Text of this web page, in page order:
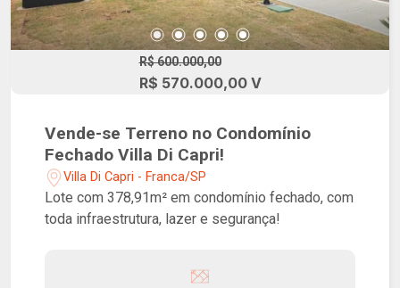
R$ 600.000,00
R$ 570.000,00 V
Vende-se Terreno no Condomínio
Fechado Villa Di Capri!
Villa Di Capri - Franca/SP
Lote com 378,91m² em condomínio fechado, com
toda infraestrutura, lazer e segurança!